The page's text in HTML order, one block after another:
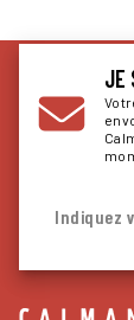
JE
Indiquez